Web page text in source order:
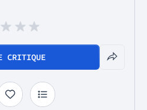
CRITIQUE